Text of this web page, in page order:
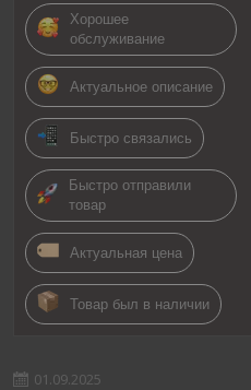
Хорошее
обслуживание
Актуальное описание
Быстро связались
Быстро отправили
товар
Актуальная цена
Товар был в наличии
01.09.2025